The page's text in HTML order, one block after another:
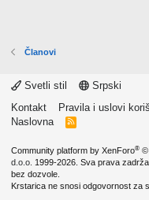
Članovi
Svetli stil
Srpski
Kontakt
Pravila i uslovi
Naslovna
R
Community platform by XenForo® ©
d.o.o. 1999-2026. Sva prava
bez dozvole.
Krstarica ne snosi odgovornost za